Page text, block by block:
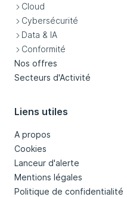
Cloud
Cybersécurité
Data & IA
Conformité
Nos offres
Secteurs d'Activité
Liens utiles
A propos
Cookies
Lanceur d'alerte
Mentions légales
Politique de confidentialité